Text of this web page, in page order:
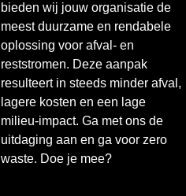
bieden wij jouw organisatie de
meest duurzame en rendabele
oplossing voor afval- en
reststromen. Deze aanpak
resulteert in steeds minder afval,
lagere kosten en een lage
milieu-impact. Ga met ons de
uitdaging aan en ga voor zero
waste. Doe je mee?